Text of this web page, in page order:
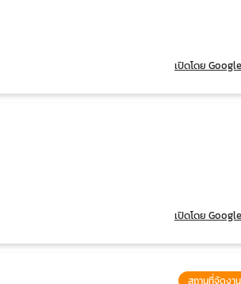
เปิดโดย
เปิดโดย
สถานที่จัดงาน